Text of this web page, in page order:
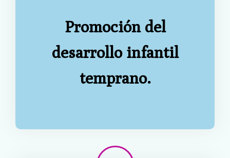
Promoción del
desarrollo infantil
temprano.